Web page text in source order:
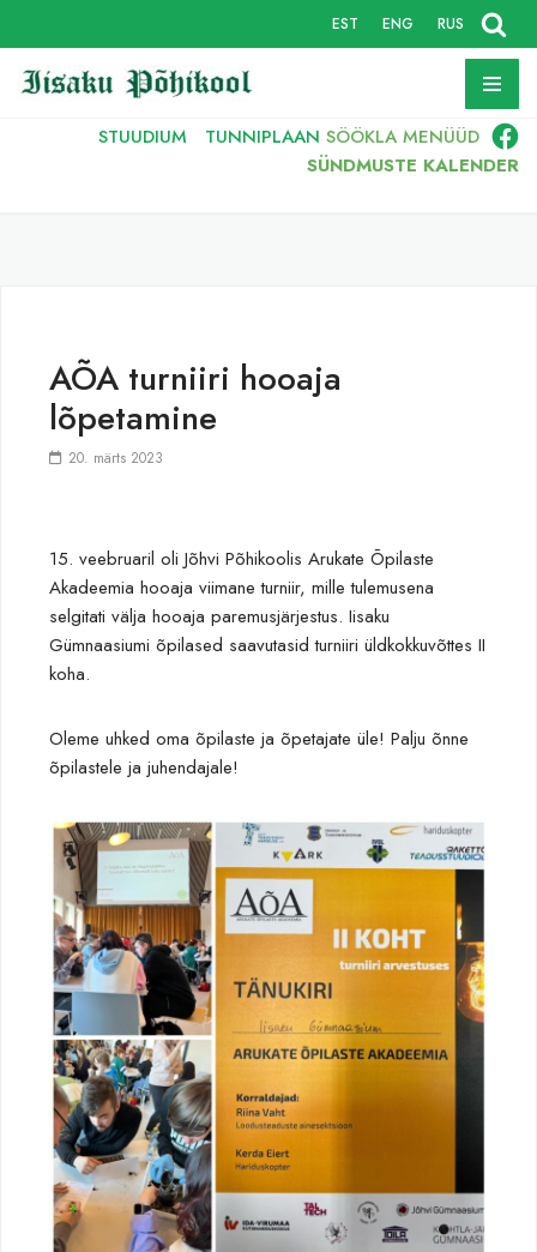
Skip
to
EST ENG RUS
STUUDIUM TUNNIPLAAN SÖÖKLA MENÜÜD
SÜNDMUSTE KALENDER
AÕA turniiri hooaja
lõpetamine
20. märts 2023
15. veebruaril oli Jõhvi Põhikoolis Arukate Õpilaste
Akadeemia hooaja viimane turniir, mille tulemusena
selgitati välja hooaja paremusjärjestus. Iisaku
Gümnaasiumi õpilased saavutasid turniiri üldkokkuvõttes II
koha.
Oleme uhked oma õpilaste ja õpetajate üle! Palju õnne
õpilastele ja juhendajale!